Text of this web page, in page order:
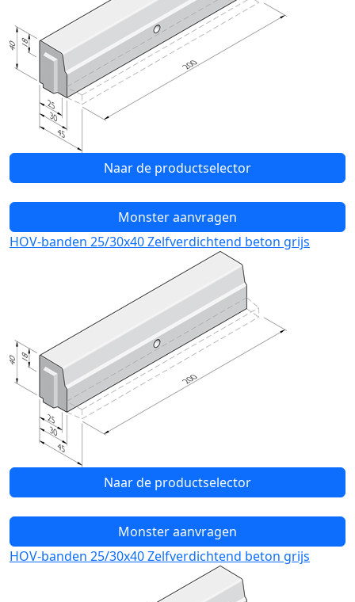
Naar de productselector
Monster aanvragen
HOV-banden 25/30x40 Zelfverdichtend beton grijs
Naar de productselector
Monster aanvragen
HOV-banden 25/30x40 Zelfverdichtend beton grijs